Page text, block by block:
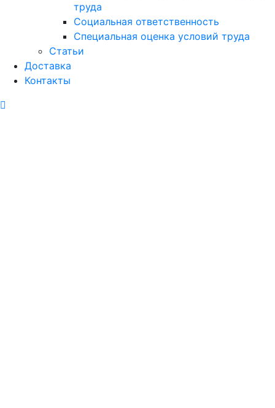
труда
Социальная ответственность
Специальная оценка условий труда
Статьи
Доставка
Контакты